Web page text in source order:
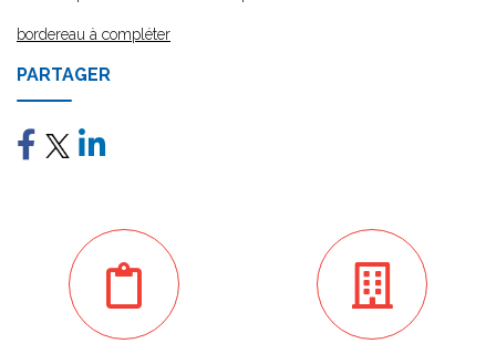
bordereau à compléter
PARTAGER